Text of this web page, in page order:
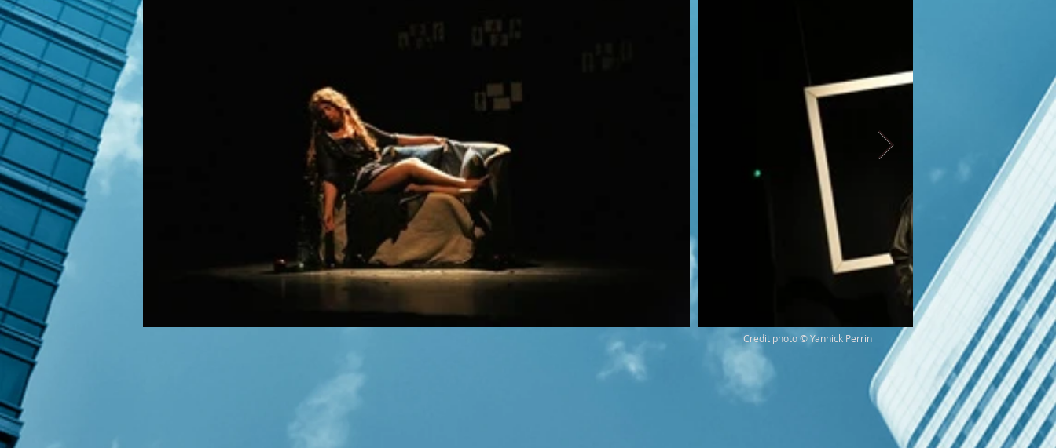
Credit photo © Yannick Perrin